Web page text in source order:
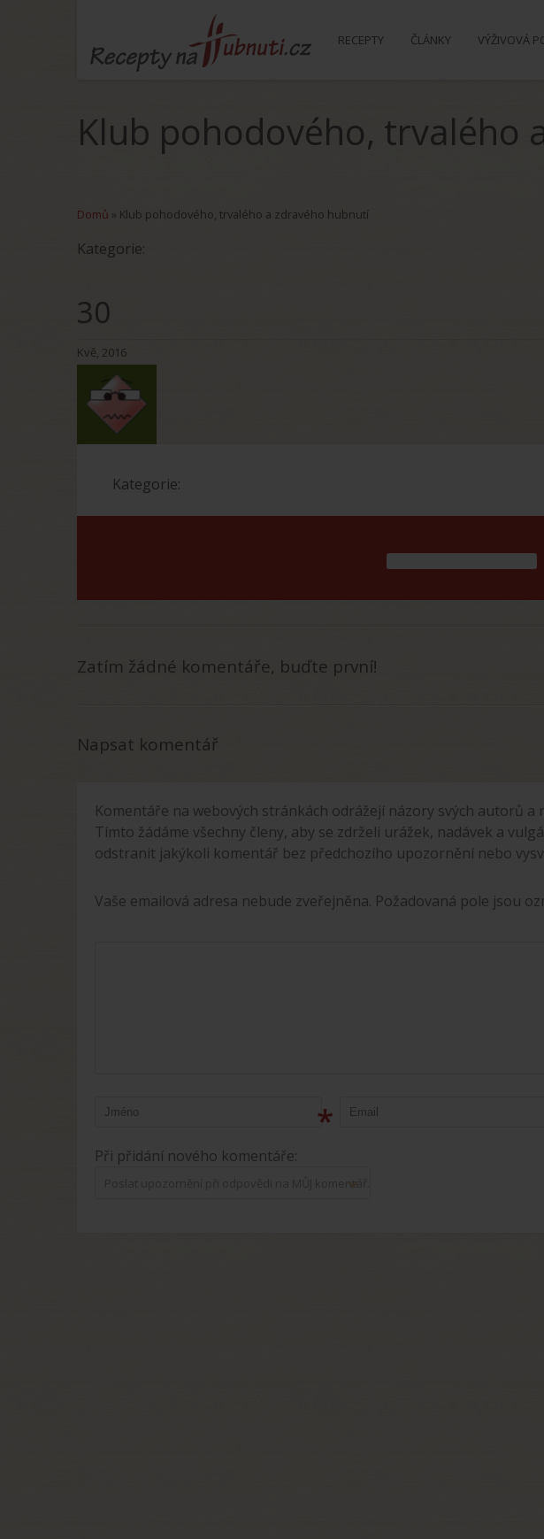
RECEPTY ČLÁNKY VÝŽIVOVÁ
Klub pohodového, trvalého
Domů » Klub pohodového, trvalého a zdravého hubnutí
Kategorie:
30
Kvě, 2016
Kategorie:
Zatím žádné komentáře, buďte první!
Napsat komentář
Komentáře na webových stránkách odrážejí názory svých autorů
Tímto žádáme všechny členy, aby se zdrželi urážek, nadávek a
odstranit jakýkoli komentář bez předchozího upozornění nebo
Vaše emailová adresa nebude zveřejněna. Požadovaná pole jsou
*
Při přidání nového komentáře: